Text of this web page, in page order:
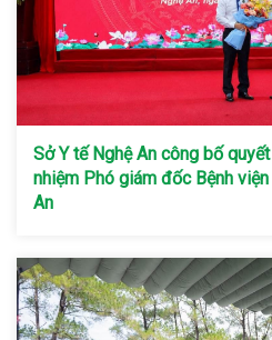
Sở Y tế Nghệ An công bố
nhiệm Phó giám đốc Bệnh
An